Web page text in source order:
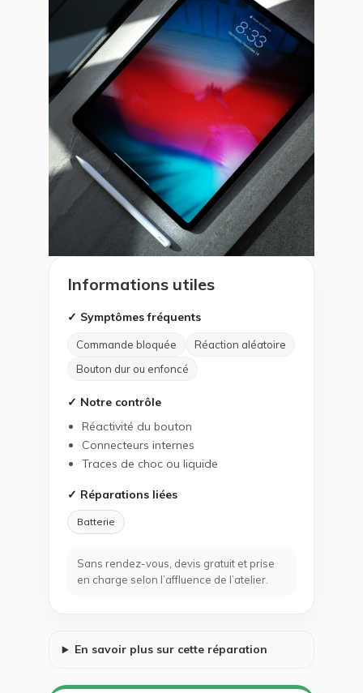
Informations utiles
✓ Symptômes fréquents
Commande bloquée
Réaction aléatoire
Bouton dur ou enfoncé
✓ Notre contrôle
Réactivité du bouton
Connecteurs internes
Traces de choc ou liquide
✓ Réparations liées
Batterie
Sans rendez-vous, devis gratuit et prise
en charge selon l’affluence de l’atelier.
En savoir plus sur cette réparation